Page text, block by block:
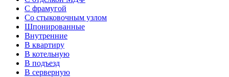
С фрамугой
Со стыковочным узлом
Шпонированные
Внутренние
В квартиру
В котельную
В подъезд
В серверную